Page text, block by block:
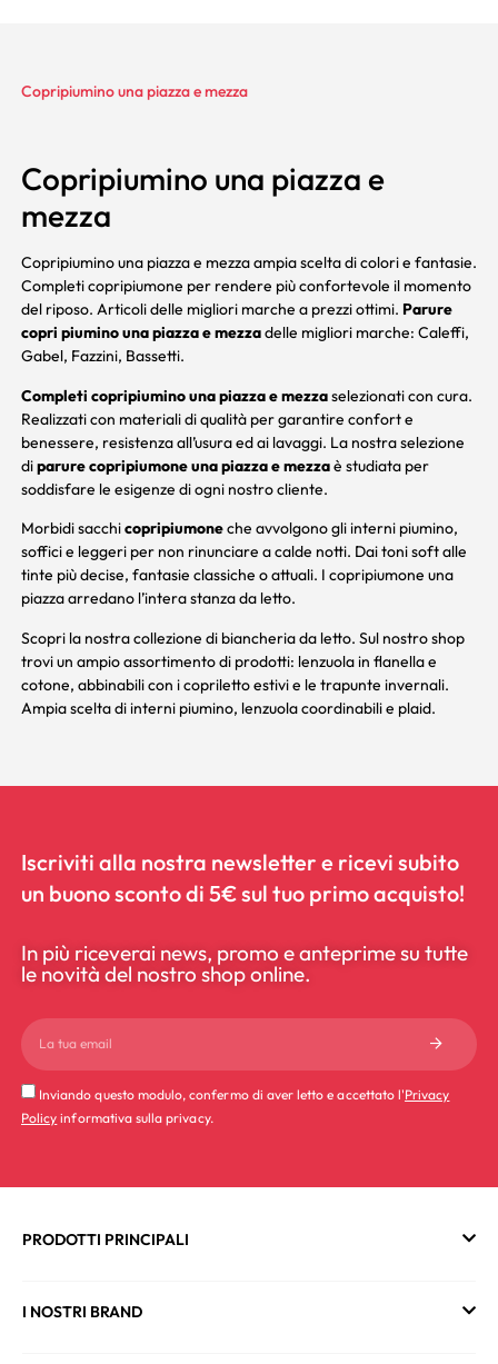
Copripiumino una piazza e mezza
Copripiumino una piazza e
mezza
Copripiumino una piazza e mezza ampia scelta di colori e fantasie.
Completi copripiumone per rendere più confortevole il momento
del riposo. Articoli delle migliori marche a prezzi ottimi. Parure
copri piumino una piazzae mezzadelle migliori marche: Caleffi,
Gabel, Fazzini, Bassetti.
Completi copripiumino una piazza e mezzaselezionati con cura.
Realizzati con materiali di qualità per garantire confort e
benessere, resistenza all’usura ed ai lavaggi. La nostra selezione
diparure copripiumone una piazza e mezzaè studiata per
soddisfare le esigenze di ogni nostro cliente.
Morbidi sacchicopripiumoneche avvolgono gli interni piumino,
soffici e leggeri per non rinunciare a calde notti. Dai toni soft alle
tinte più decise, fantasie classiche o attuali. I copripiumone una
piazza arredano l’intera stanza da letto.
Scopri la nostra collezione di biancheria da letto. Sul nostro shop
trovi un ampio assortimento di prodotti: lenzuolain flanella e
cotone, abbinabili con icoprilettoestivi e le trapunte invernali.
Ampia scelta diinterni piumino, lenzuola coordinabilie plaid.
Iscriviti alla nostra newsletter e ricevi subito
un buono sconto di 5€ sul tuo primo acquisto!
In più riceverai news, promo e anteprime su tutte
le novità del nostro shop online.
Inviando questo modulo, confermo di aver letto e accettato l'Privacy
Policy informativa sulla privacy.
PRODOTTI PRINCIPALI
I NOSTRI BRAND